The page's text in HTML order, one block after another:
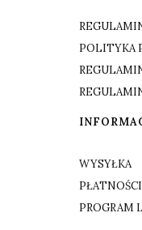
POLITYKA
WYSYŁKA
PŁATNOŚCI
PROGRAM